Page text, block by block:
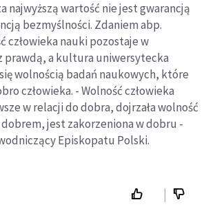
najwyższą wartość nie jest gwarancją
bezmyślności. Zdaniem abp.
człowieka nauki pozostaje w
prawdą, a kultura uniwersytecka
wolnością badań naukowych, które
człowieka. - Wolność człowieka
w relacji do dobra, dojrzała wolność
jest zakorzeniona w dobru -
Episkopatu Polski.